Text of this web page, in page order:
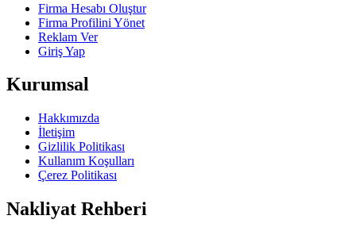
Firma Hesabı Oluştur
Firma Profilini Yönet
Reklam Ver
Giriş Yap
Kurumsal
Hakkımızda
İletişim
Gizlilik Politikası
Kullanım Koşulları
Çerez Politikası
Nakliyat Rehberi